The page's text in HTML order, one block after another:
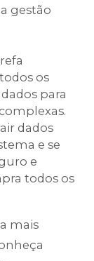
gestão
os
para
dados
e se
e
todos os
mais